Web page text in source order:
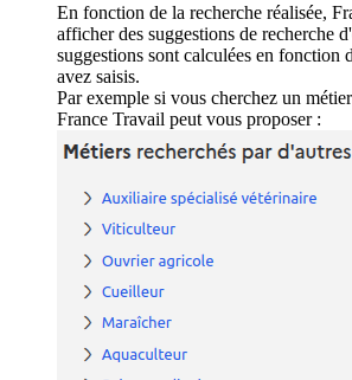
En fonction de la recherche réalisée,
afficher des suggestions de recherche
suggestions sont calculées en fonction
avez saisis.
Par exemple si vous cherchez un
France Travail peut vous proposer :